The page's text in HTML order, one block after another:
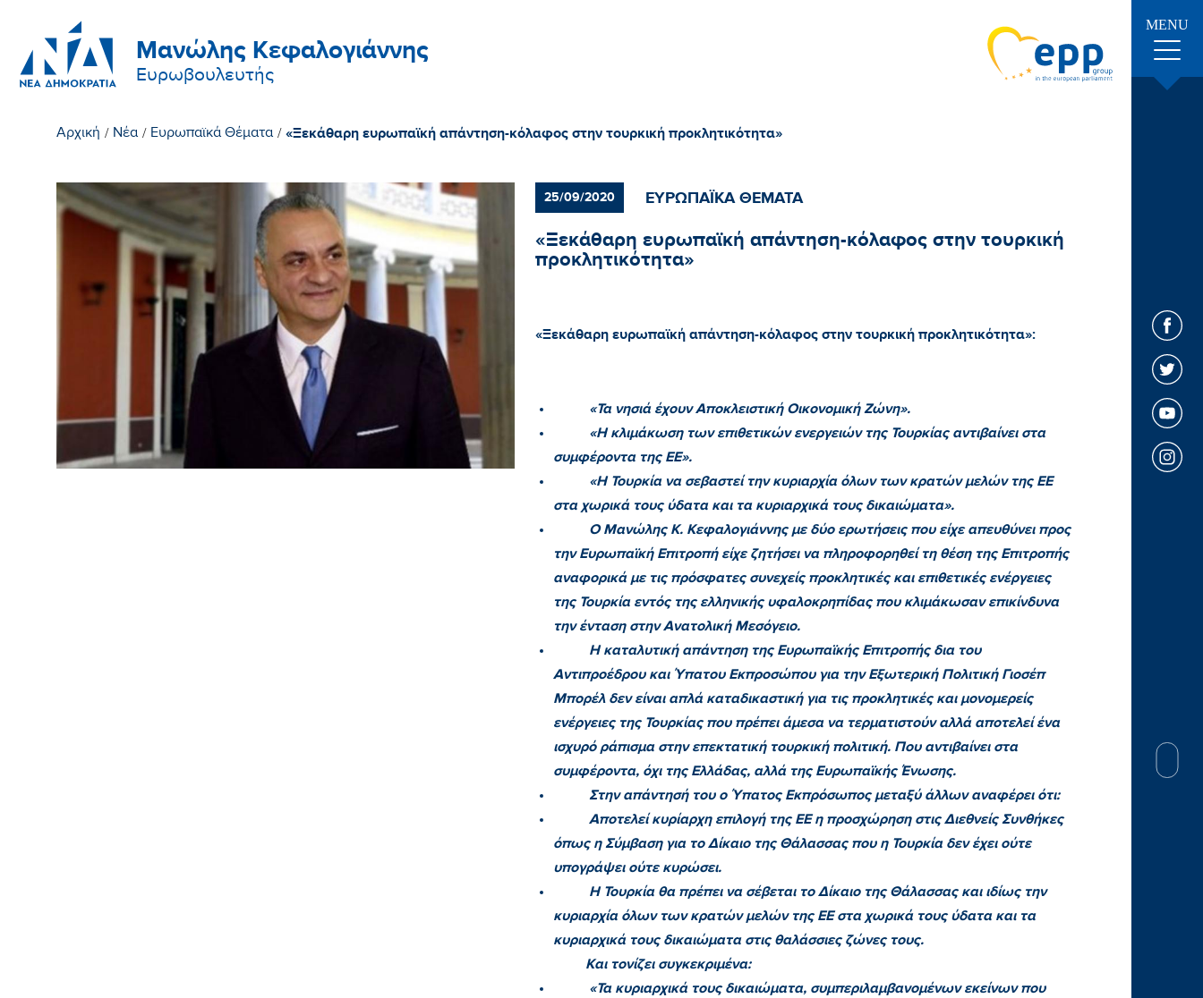
Μανώλης Κεφαλογιάννης
Ευρωβουλευτής
MENU
Αρχική / Νέα / Ευρωπαϊκά Θέματα / «Ξεκάθαρη ευρωπαϊκή απάντηση-κόλαφος στην τουρκική προκλητικότητα»
25/09/2020 ΕΥΡΩΠΑΪΚΑ ΘΕΜΑΤΑ
«Ξεκάθαρη ευρωπαϊκή απάντηση-κόλαφος στην τουρκική
προκλητικότητα»
«Ξεκάθαρη ευρωπαϊκή απάντηση-κόλαφος στην τουρκική προκλητικότητα»:
«Τα νησιά έχουν Αποκλειστική Οικονομική Ζώνη».
«Η κλιμάκωση των επιθετικών ενεργειών της Τουρκίας αντιβαίνει στα
συμφέροντα της ΕΕ».
«Η Τουρκία να σεβαστεί την κυριαρχία όλων των κρατών μελών της ΕΕ
στα χωρικά τους ύδατα και τα κυριαρχικά τους δικαιώματα».
Ο Μανώλης Κ. Κεφαλογιάννης με δύο ερωτήσεις που είχε απευθύνει προς
την Ευρωπαϊκή Επιτροπή είχε ζητήσει να πληροφορηθεί τη θέση της Επιτροπής
αναφορικά με τις πρόσφατες συνεχείς προκλητικές και επιθετικές ενέργειες
της Τουρκία εντός της ελληνικής υφαλοκρηπίδας που κλιμάκωσαν επικίνδυνα
την ένταση στην Ανατολική Μεσόγειο.
Η καταλυτική απάντηση της Ευρωπαϊκής Επιτροπής δια του
Αντιπροέδρου και Ύπατου Εκπροσώπου για την Εξωτερική Πολιτική Γιοσέπ
Μπορέλ δεν είναι απλά καταδικαστική για τις προκλητικές και μονομερείς
ενέργειες της Τουρκίας που πρέπει άμεσα να τερματιστούν αλλά αποτελεί ένα
ισχυρό ράπισμα στην επεκτατική τουρκική πολιτική. Που αντιβαίνει στα
συμφέροντα, όχι της Ελλάδας, αλλά της Ευρωπαϊκής Ένωσης.
Στην απάντησή του ο Ύπατος Εκπρόσωπος μεταξύ άλλων αναφέρει ότι:
Αποτελεί κυρίαρχη επιλογή της ΕΕ η προσχώρηση στις Διεθνείς Συνθήκες
όπως η Σύμβαση για το Δίκαιο της Θάλασσας που η Τουρκία δεν έχει ούτε
υπογράψει ούτε κυρώσει.
Η Τουρκία θα πρέπει να σέβεται το Δίκαιο της Θάλασσας και ιδίως την
κυριαρχία όλων των κρατών μελών της ΕΕ στα χωρικά τους ύδατα και τα
κυριαρχικά τους δικαιώματα στις θαλάσσιες ζώνες τους.
Και τονίζει συγκεκριμένα:
«Τα κυριαρχικά τους δικαιώματα, συμπεριλαμβανομένων εκείνων που